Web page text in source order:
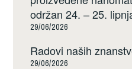
održan 24. – 25.
29/06/2026
Radovi naših
29/06/2026